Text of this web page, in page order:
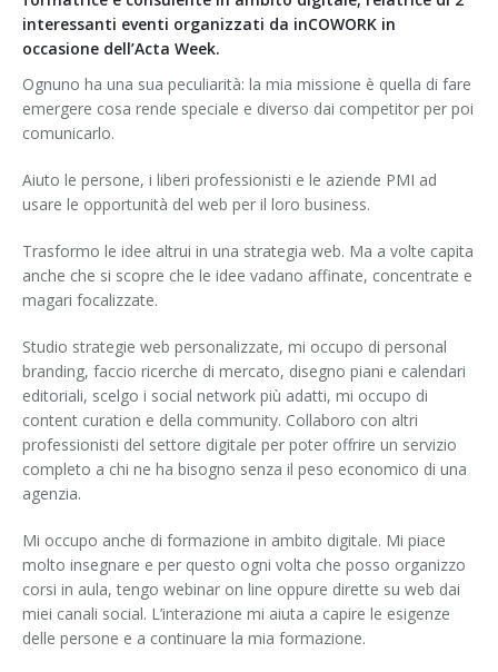
interessanti eventi organizzati da inCOWORK in
occasione dell’Acta Week.
Ognuno ha una sua peculiarità: la mia missione è quella di fare
emergere cosa rende speciale e diverso dai competitor per poi
comunicarlo.
Aiuto le persone, i liberi professionisti e le aziende PMI ad
usare le opportunità del web per il loro business.
Trasformo le idee altrui in una strategia web. Ma a volte capita
anche che si scopre che le idee vadano affinate, concentrate e
magari focalizzate.
Studio strategie web personalizzate, mi occupo di personal
branding, faccio ricerche di mercato, disegno piani e calendari
editoriali, scelgo i social network più adatti, mi occupo di
content curation e della community. Collaboro con altri
professionisti del settore digitale per poter offrire un servizio
completo a chi ne ha bisogno senza il peso economico di una
agenzia.
Mi occupo anche di formazione in ambito digitale. Mi piace
molto insegnare e per questo ogni volta che posso organizzo
corsi in aula, tengo webinar on line oppure dirette su web dai
miei canali social. L’interazione mi aiuta a capire le esigenze
delle persone e a continuare la mia formazione.